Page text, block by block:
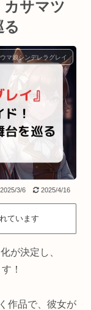
カサマツ
る
ウマ娘シンデレラグレイ
2025/3/6 2025/4/16
ています
が決定し、
！
作品で、彼女が